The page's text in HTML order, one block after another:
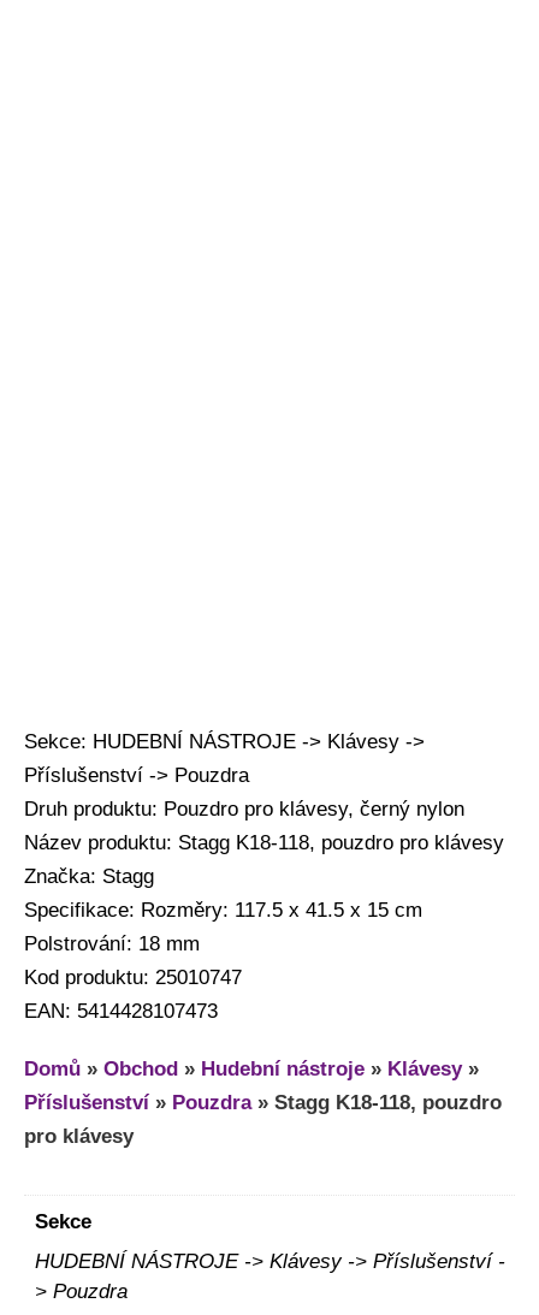
Sekce: HUDEBNÍ NÁSTROJE -> Klávesy ->
Příslušenství -> Pouzdra
Druh produktu: Pouzdro pro klávesy, černý nylon
Název produktu: Stagg K18-118, pouzdro pro klávesy
Značka: Stagg
Specifikace: Rozměry: 117.5 x 41.5 x 15 cm
Polstrování: 18 mm
Kod produktu: 25010747
EAN: 5414428107473
Domů » Obchod » Hudební nástroje » Klávesy»
Příslušenství » Pouzdra» Stagg K18-118, pouzdro
pro klávesy
Sekce
HUDEBNÍ NÁSTROJE -> Klávesy -> Příslušenství -
> Pouzdra